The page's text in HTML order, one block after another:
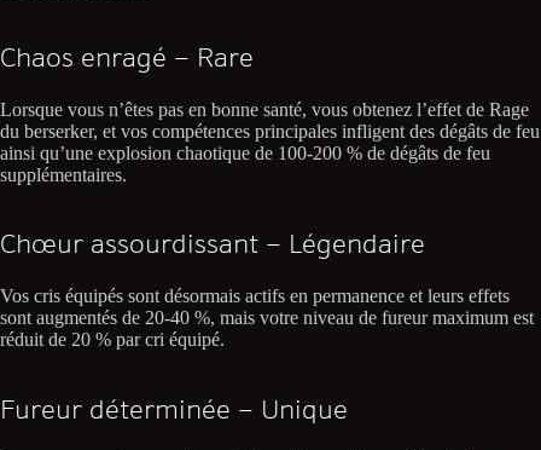
Chaos enragé – Rare
Lorsque vous n’êtes pas en bonne santé, vous obtenez l’effet de Rage
du berserker, et vos compétences principales infligent des dégâts de feu
ainsi qu’une explosion chaotique de 100-200 % de dégâts de feu
supplémentaires.
Chœur assourdissant – Légendaire
Vos cris équipés sont désormais actifs en permanence et leurs effets
sont augmentés de 20-40 %, mais votre niveau de fureur maximum est
réduit de 20 % par cri équipé.
Fureur déterminée – Unique